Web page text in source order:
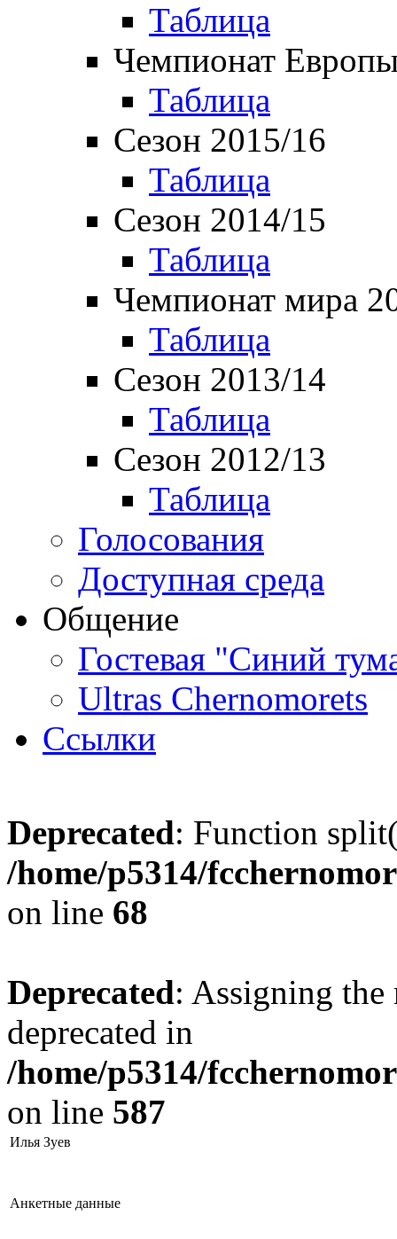
Таблица
Чемпионат
Таблица
Сезон 2015/16
Таблица
Сезон 2014/15
Таблица
Чемпионат мира
Таблица
Сезон 2013/14
Таблица
Сезон 2012/13
Таблица
Голосования
Доступная среда
Общение
Гостевая "Синий
Ultras Chernomorets
Ссылки
Deprecated: Function
/home/p5314/
on line 68
Deprecated: Assigning the
deprecated in
/home/p5314/
on line 587
Илья Зуев
Анкетные данные